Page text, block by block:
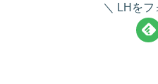
LHをフ